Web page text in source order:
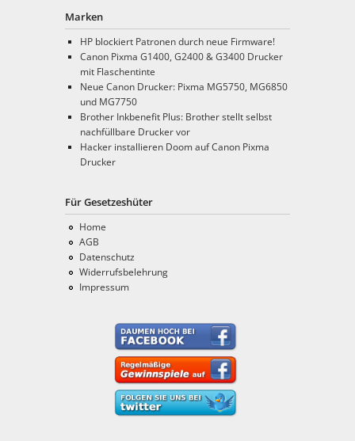
Marken
HP blockiert Patronen durch neue Firmware!
Canon Pixma G1400, G2400 & G3400 Drucker
mit Flaschentinte
Neue Canon Drucker: Pixma MG5750, MG6850
und MG7750
Brother Inkbenefit Plus: Brother stellt selbst
nachfüllbare Drucker vor
Hacker installieren Doom auf Canon Pixma
Drucker
Für Gesetzeshüter
Home
AGB
Datenschutz
Widerrufsbelehrung
Impressum